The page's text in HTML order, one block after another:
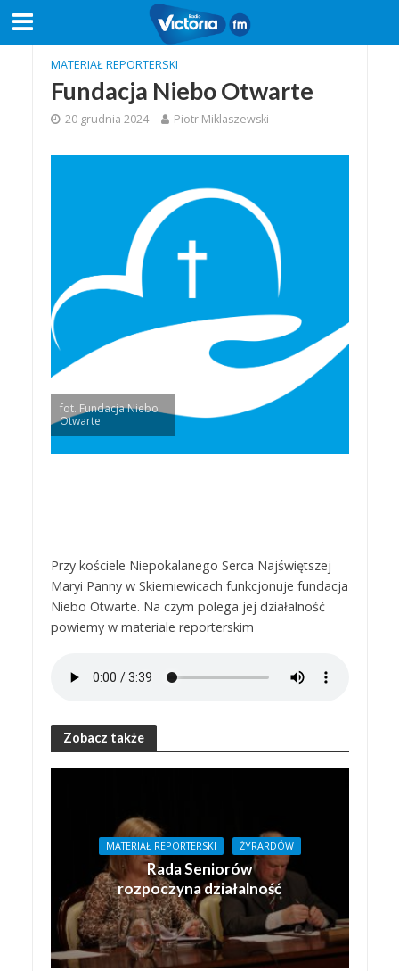
MATERIAŁ REPORTERSKI
Fundacja Niebo Otwarte
20 grudnia 2024 Piotr Miklaszewski
fot. Fundacja Niebo
Otwarte
Przy kościele Niepokalanego Serca Najświętszej
Maryi Panny w Skierniewicach funkcjonuje fundacja
Niebo Otwarte. Na czym polega jej działalność
powiemy w materiale reporterskim
Zobacz także
MATERIAŁ REPORTERSKI ŻYRARDÓW
Rada Seniorów
rozpoczyna działalność